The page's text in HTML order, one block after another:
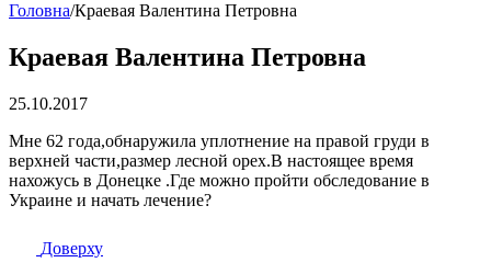
Головна/Краевая Валентина Петровна
Краевая Валентина Петровна
25.10.2017
Мне 62 года,обнаружила уплотнение на правой груди в
верхней части,размер лесной орех.В настоящее время
нахожусь в Донецке .Где можно пройти обследование в
Украине и начать лечение?
Доверху